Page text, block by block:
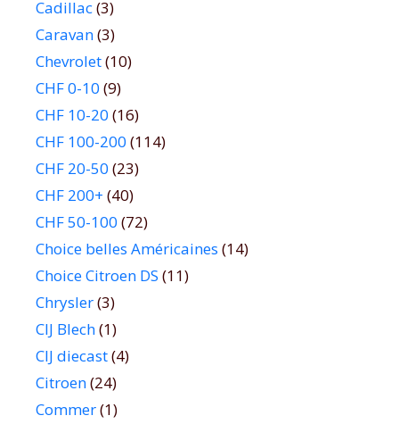
Cadillac(3)
Caravan(3)
Chevrolet(10)
CHF 0-10 (9)
CHF 10-20 (16)
CHF 100-200 (114)
CHF 20-50 (23)
CHF 200+ (40)
CHF 50-100 (72)
Choice belles Américaines (14)
Choice Citroen DS (11)
Chrysler(3)
CIJ Blech(1)
CIJ diecast(4)
Citroen(24)
Commer(1)